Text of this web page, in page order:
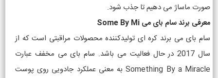
صورت ماساژ می دهیم تا جذب شود.
معرفی برند سام بای می Some By Mi
سام بای می برند کره ای تولیدکننده محصولات مراقبتی است که از
سال 2017 در حال فعالیت می باشد. سام بای می مخفف عبارت
Something By a Miracle به معنی عملکرد جادویی روی پوست